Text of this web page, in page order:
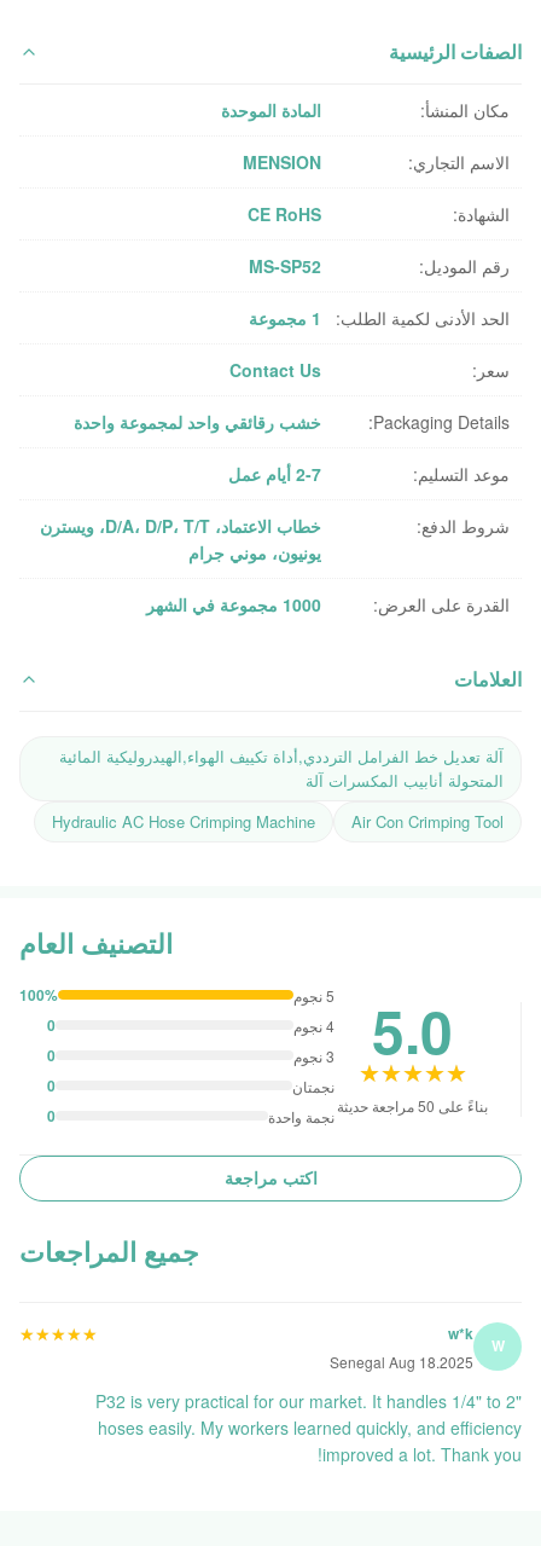
الصفات الرئيسية
مكان المنشأ: المادة الموحدة
الاسم التجاري: MENSION
الشهادة: CE RoHS
رقم الموديل: MS-SP52
الحد الأدنى لكمية الطلب: 1 مجموعة
سعر: Contact Us
Packaging Details: خشب رقائقي واحد لمجموعة واحدة
موعد التسليم: 2-7 أيام عمل
شروط الدفع:
خطاب الاعتماد، D/A، D/P، T/T، ويسترن
يونيون، موني جرام
القدرة على العرض: 1000 مجموعة في الشهر
العلامات
آلة تعديل خط الفرامل الترددي,أداة تكييف الهواء,الهيدروليكية المائية
المتحولة أنابيب المكسرات آلة
Air Con Crimping Tool
Hydraulic AC Hose Crimping Machine
التصنيف العام
5.0
★★★★★
★★★★★
بناءً على 50 مراجعة حديثة
5 نجوم 100%
4 نجوم 0
3 نجوم 0
نجمتان 0
نجمة واحدة 0
اكتب مراجعة
جميع المراجعات
W
w*k
Senegal Aug 18.2025
★★★★★
★★★★★
P32 is very practical for our market. It handles 1/4" to 2"
hoses easily. My workers learned quickly, and efficiency
improved a lot. Thank you!